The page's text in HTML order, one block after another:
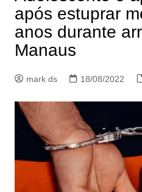
após estuprar
anos durante
Manaus
mark ds 18/08/2022